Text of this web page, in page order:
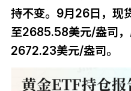
持不变。9月26日，现
至2685.58美元/盎司
2672.23美元/盎司。